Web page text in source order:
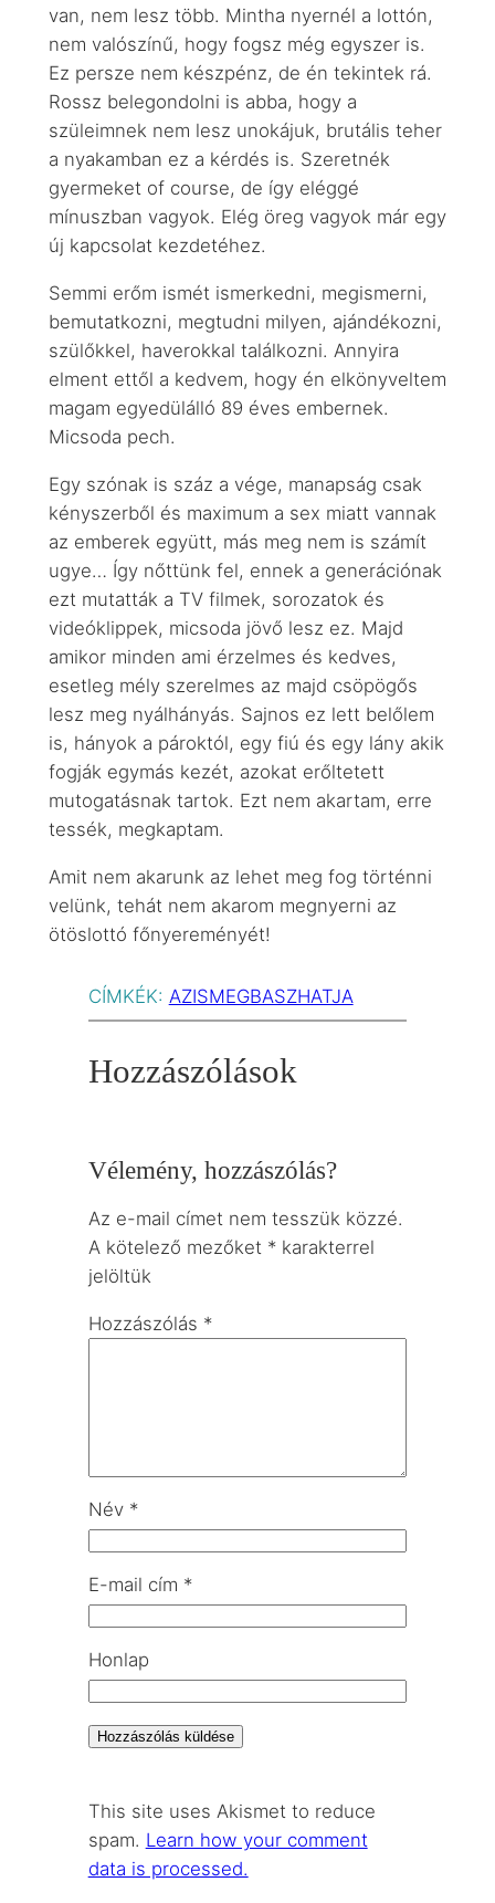
van, nem lesz több. Mintha nyernél a lottón,
nem valószínű, hogy fogsz még egyszer is.
Ez persze nem készpénz, de én tekintek rá.
Rossz belegondolni is abba, hogy a
szüleimnek nem lesz unokájuk, brutális teher
a nyakamban ez a kérdés is. Szeretnék
gyermeket of course, de így eléggé
mínuszban vagyok. Elég öreg vagyok már egy
új kapcsolat kezdetéhez.
Semmi erőm ismét ismerkedni, megismerni,
bemutatkozni, megtudni milyen, ajándékozni,
szülőkkel, haverokkal találkozni. Annyira
elment ettől a kedvem, hogy én elkönyveltem
magam egyedülálló 89 éves embernek.
Micsoda pech.
Egy szónak is száz a vége, manapság csak
kényszerből és maximum a sex miatt vannak
az emberek együtt, más meg nem is számít
ugye… Így nőttünk fel, ennek a generációnak
ezt mutatták a TV filmek, sorozatok és
videóklippek, micsoda jövő lesz ez. Majd
amikor minden ami érzelmes és kedves,
esetleg mély szerelmes az majd csöpögős
lesz meg nyálhányás. Sajnos ez lett belőlem
is, hányok a pároktól, egy fiú és egy lány akik
fogják egymás kezét, azokat erőltetett
mutogatásnak tartok. Ezt nem akartam, erre
tessék, megkaptam.
Amit nem akarunk az lehet meg fog történni
velünk, tehát nem akarom megnyerni az
ötöslottó főnyereményét!
CÍMKÉK: AZISMEGBASZHATJA
Hozzászólások
Vélemény, hozzászólás?
Az e-mail címet nem tesszük közzé.
A kötelező mezőket *karakterrel
jelöltük
Hozzászólás *
Név *
E-mail cím *
Honlap
This site uses Akismet to reduce
spam. Learn how your comment
data is processed.